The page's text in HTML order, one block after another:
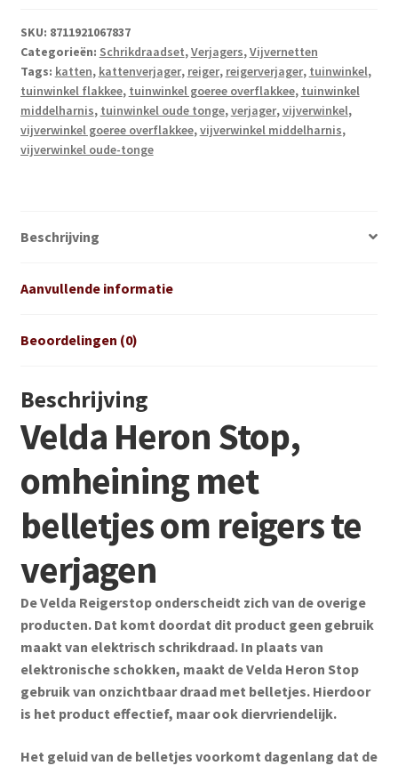
SKU: 8711921067837
Categorieën: Schrikdraadset,Verjagers,Vijvernetten
Tags: katten, kattenverjager, reiger, reigerverjager, tuinwinkel,
tuinwinkel flakkee, tuinwinkel goeree overflakkee, tuinwinkel
middelharnis, tuinwinkel oude tonge,verjager,vijverwinkel,
vijverwinkel goeree overflakkee,vijverwinkel middelharnis,
vijverwinkel oude-tonge
Beschrijving
Aanvullende informatie
Beoordelingen (0)
Beschrijving
Velda Heron Stop,
omheining met
belletjes om reigers te
verjagen
De Velda Reigerstop onderscheidt zich van de overige
producten. Dat komt doordat dit product geen gebruik
maakt van elektrisch schrikdraad. In plaats van
elektronische schokken, maakt de Velda Heron Stop
gebruik van onzichtbaar draad met belletjes. Hierdoor
is het product effectief, maar ook diervriendelijk.
Het geluid van de belletjes voorkomt dagenlang dat de